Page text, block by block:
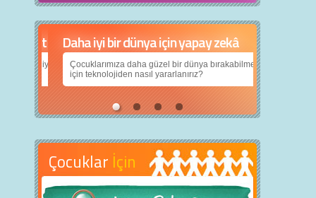
Daha iyi bir dünya için yapay zekâ
Çocuklarımıza daha güzel bir dünya bırakabilmek
için teknolojiden nasıl yararlanırız?
Çocuklar İçin